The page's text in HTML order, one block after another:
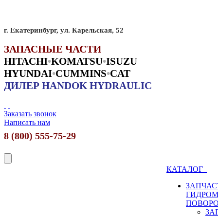
г. Екатеринбург, ул. Карельская, 52
ЗАПАСНЫЕ ЧАСТИ
HITACHI•KOMATSU•ISUZU
HYUNDAI•CUMMINS•CAT
ДИЛЕР HANDOK HYDRAULIC
Заказать звонок
Написать нам
8 (800) 555-75-29
КАТАЛОГ